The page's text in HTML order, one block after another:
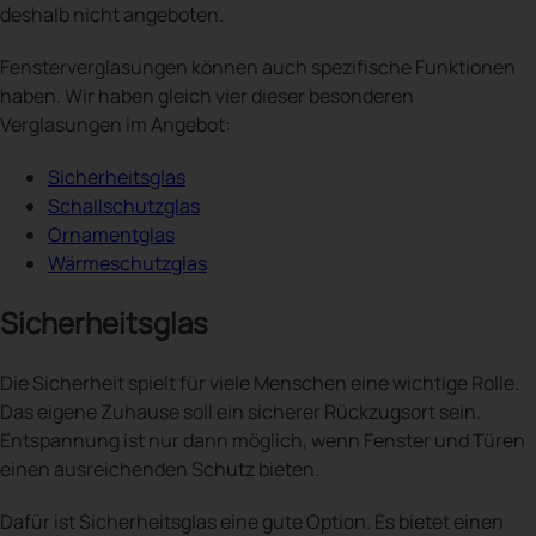
deshalb nicht angeboten.
Fensterverglasungen können auch spezifische Funktionen
haben. Wir haben gleich vier dieser besonderen
Verglasungen im Angebot:
Sicherheitsglas
Schallschutzglas
Ornamentglas
Wärmeschutzglas
Sicherheitsglas
Die Sicherheit spielt für viele Menschen eine wichtige Rolle.
Das eigene Zuhause soll ein sicherer Rückzugsort sein.
Entspannung ist nur dann möglich, wenn Fenster und Türen
einen ausreichenden Schutz bieten.
Dafür ist Sicherheitsglas eine gute Option. Es bietet einen